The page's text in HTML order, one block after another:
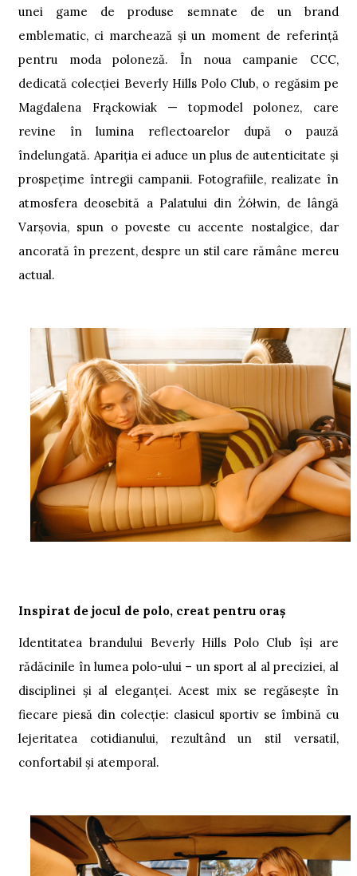
unei game de produse semnate de un brand
emblematic, ci marchează și un moment de referință
pentru moda poloneză. În noua campanie CCC,
dedicată colecției Beverly Hills Polo Club, o regăsim pe
Magdalena Frąckowiak — topmodel polonez, care
revine în lumina reflectoarelor după o pauză
îndelungată. Apariția ei aduce un plus de autenticitate și
prospețime întregii campanii. Fotografiile, realizate în
atmosfera deosebită a Palatului din Żółwin, de lângă
Varșovia, spun o poveste cu accente nostalgice, dar
ancorată în prezent, despre un stil care rămâne mereu
actual.
Inspirat de jocul de polo, creat pentru oraș
Identitatea brandului Beverly Hills Polo Club își are
rădăcinile în lumea polo-ului – un sport al al preciziei, al
disciplinei și al eleganței. Acest mix se regăsește în
fiecare piesă din colecție: clasicul sportiv se îmbină cu
lejeritatea cotidianului, rezultând un stil versatil,
confortabil și atemporal.